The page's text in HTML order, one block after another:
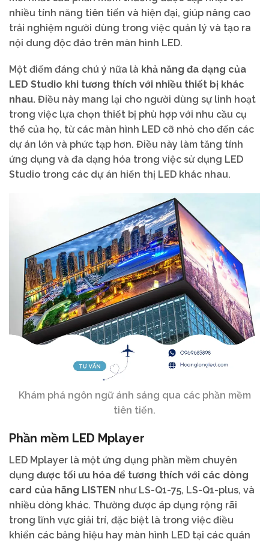
nhiều tính năng tiên tiến và hiện đại, giúp nâng cao
trải nghiệm người dùng trong việc quản lý và tạo ra
nội dung độc đáo trên màn hình LED.
Một điểm đáng chú ý nữa là khả năng đa dạng của
LED Studio khi tương thích với nhiều thiết bị khác
nhau. Điều này mang lại cho người dùng sự linh hoạt
trong việc lựa chọn thiết bị phù hợp với nhu cầu cụ
thể của họ, từ các màn hình LED cỡ nhỏ cho đến các
dự án lớn và phức tạp hơn. Điều này làm tăng tính
ứng dụng và đa dạng hóa trong việc sử dụng LED
Studio trong các dự án hiển thị LED khác nhau.
Khám phá ngôn ngữ ánh sáng qua các phần mềm
tiên tiến.
Phần mềm LED Mplayer
LED Mplayer là một ứng dụng phần mềm chuyên
dụng được tối ưu hóa để tương thích với các dòng
card của hãng LISTEN như LS-Q1-75, LS-Q1-plus, và
nhiều dòng khác. Thường được áp dụng rộng rãi
trong lĩnh vực giải trí, đặc biệt là trong việc điều
khiển các bảng hiệu hay màn hình LED tại các quán